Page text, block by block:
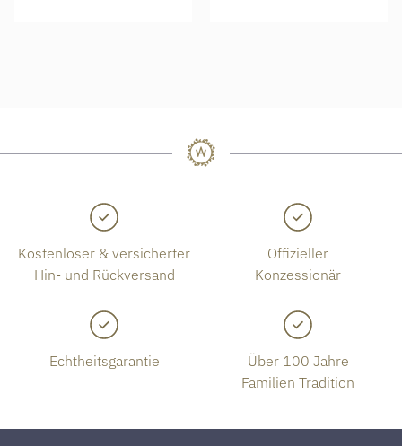
Kostenloser & versicherter
Hin- und Rückversand
Offizieller
Konzessionär
Echtheitsgarantie
Über 100 Jahre
Familien Tradition